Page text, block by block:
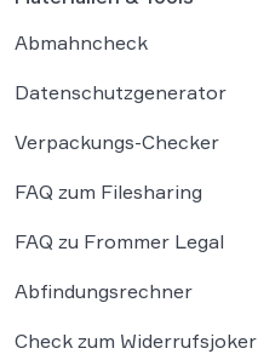
Abmahncheck
Datenschutzgenerator
Verpackungs-Checker
FAQ zum Filesharing
FAQ zu Frommer Legal
Abfindungsrechner
Check zum Widerrufsjoker